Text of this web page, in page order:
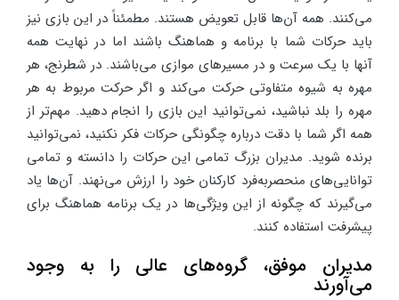
می‌کنند. همه آن‌ها قابل تعویض هستند. مطمئناً در این بازی نیز
باید حرکات شما با برنامه و هماهنگ باشند اما در نهایت همه
آنها با یک سرعت و در مسیرهای موازی می‌باشند. در شطرنج، هر
مهره به شیوه متفاوتی حرکت می‌کند و اگر حرکت مربوط به هر
مهره را بلد نباشید، نمی‌توانید این بازی را انجام دهید. مهم‌تر از
همه اگر شما با دقت درباره چگونگی حرکات فکر نکنید، نمی‌توانید
برنده شوید. مدیران بزرگ تمامی این حرکات را دانسته و تمامی
توانایی‌های منحصربه‌فرد کارکنان خود را ارزش می‌نهند. آن‌ها یاد
می‌گیرند که چگونه از این ویژگی‌ها در یک برنامه هماهنگ برای
پیشرفت استفاده کنند.
مدیران موفق، گروه‌های عالی را به وجود
می‌آورند